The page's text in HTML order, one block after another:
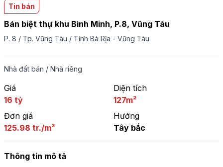
Tin bán
Bán biệt thự khu Bình Minh, P.8, Vũng Tàu
P. 8 / Tp. Vũng Tàu / Tỉnh Bà Rịa - Vũng Tàu
Nhà đất bán / Nhà riêng
Giá
16 tỷ
Diện tích
127m²
Đơn giá
125.98 tr./m²
Hướng
Tây bắc
Thông tin mô tả